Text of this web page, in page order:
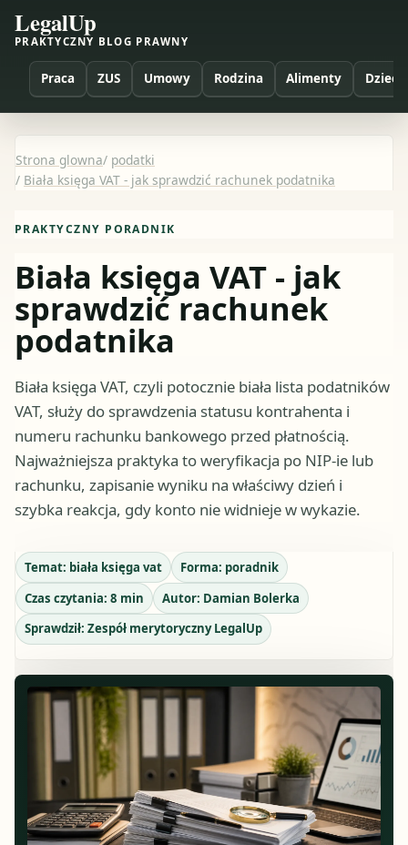
LegalUp
PRAKTYCZNY BLOG PRAWNY
Praca ZUS Umowy Rodzina Alimenty Dzieci
Strona glowna/ podatki
/ Biała księga VAT - jak sprawdzić rachunek podatnika
PRAKTYCZNY PORADNIK
Biała księga VAT - jak
sprawdzić rachunek
podatnika
Biała księga VAT, czyli potocznie biała lista podatników
VAT, służy do sprawdzenia statusu kontrahenta i
numeru rachunku bankowego przed płatnością.
Najważniejsza praktyka to weryfikacja po NIP-ie lub
rachunku, zapisanie wyniku na właściwy dzień i
szybka reakcja, gdy konto nie widnieje w wykazie.
Temat: biała księga vat Forma: poradnik
Czas czytania: 8 min Autor: Damian Bolerka
Sprawdził: Zespół merytoryczny LegalUp